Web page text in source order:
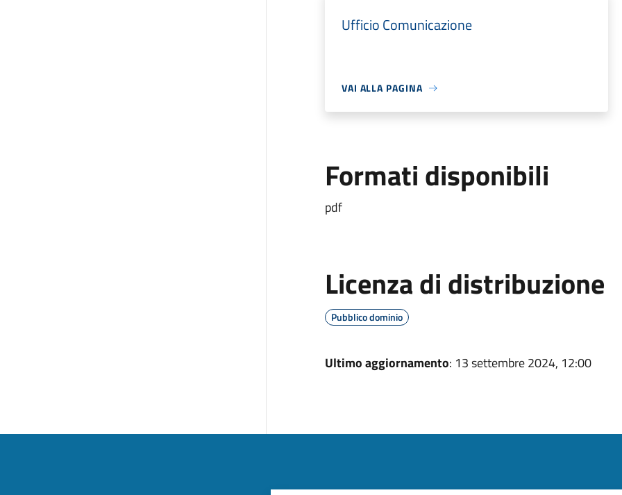
Ufficio Comunicazione
VAI ALLA PAGINA
Formati disponibili
pdf
Licenza di distribuzione
Pubblico dominio
Ultimo aggiornamento: 13 settembre 2024, 12:00